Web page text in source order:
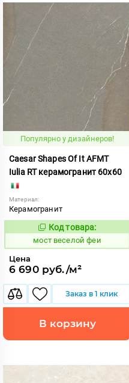
Популярно у дизайнеров!
Caesar Shapes Of It AFMT
Iulia RT керамогранит 60x60
Материал:
Керамогранит
1016863
Код товара:
мост веселой феи
Цена
6 690 руб./м²
Заказ в 1 клик
В корзину